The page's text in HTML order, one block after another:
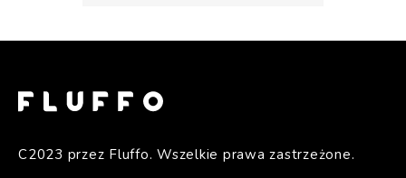
C2023 przez Fluffo. Wszelkie prawa zastrzeżone.